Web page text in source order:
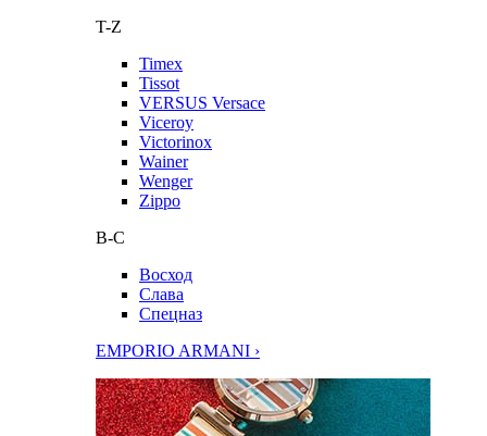
T-Z
Timex
Tissot
VERSUS Versace
Viceroy
Victorinox
Wainer
Wenger
Zippo
В-С
Восход
Слава
Спецназ
EMPORIO ARMANI ›